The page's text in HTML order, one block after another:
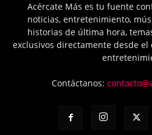
Acércate Más es tu fuente
noticias, entretenimiento,
historias de última hora,
exclusivos directamente desde
Contáctanos: